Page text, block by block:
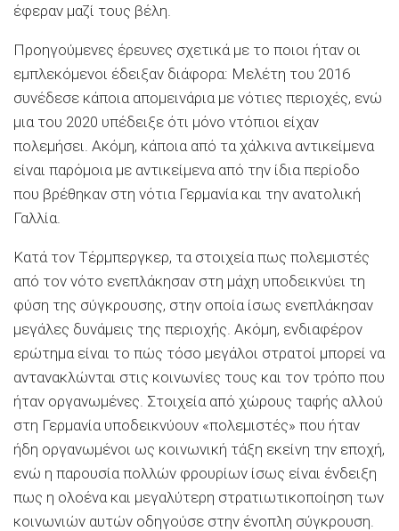
έφεραν μαζί τους βέλη.
Προηγούμενες έρευνες σχετικά με το ποιοι ήταν οι
εμπλεκόμενοι έδειξαν διάφορα: Μελέτη του 2016
συνέδεσε κάποια απομεινάρια με νότιες περιοχές, ενώ
μια του 2020 υπέδειξε ότι μόνο ντόπιοι είχαν
πολεμήσει. Ακόμη, κάποια από τα χάλκινα αντικείμενα
είναι παρόμοια με αντικείμενα από την ίδια περίοδο
που βρέθηκαν στη νότια Γερμανία και την ανατολική
Γαλλία.
Κατά τον Τέρμπεργκερ, τα στοιχεία πως πολεμιστές
από τον νότο ενεπλάκησαν στη μάχη υποδεικνύει τη
φύση της σύγκρουσης, στην οποία ίσως ενεπλάκησαν
μεγάλες δυνάμεις της περιοχής. Ακόμη, ενδιαφέρον
ερώτημα είναι το πώς τόσο μεγάλοι στρατοί μπορεί να
αντανακλώνται στις κοινωνίες τους και τον τρόπο που
ήταν οργανωμένες. Στοιχεία από χώρους ταφής αλλού
στη Γερμανία υποδεικνύουν «πολεμιστές» που ήταν
ήδη οργανωμένοι ως κοινωνική τάξη εκείνη την εποχή,
ενώ η παρουσία πολλών φρουρίων ίσως είναι ένδειξη
πως η ολοένα και μεγαλύτερη στρατιωτικοποίηση των
κοινωνιών αυτών οδηγούσε στην ένοπλη σύγκρουση.